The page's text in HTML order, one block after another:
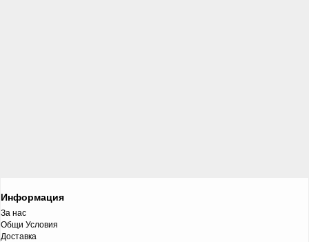
Информация
За нас
Общи Условия
Доставка